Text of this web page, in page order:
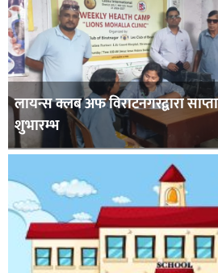
लायन्स क्लब अफ विराटनगरद्वारा
शुभारम्भ